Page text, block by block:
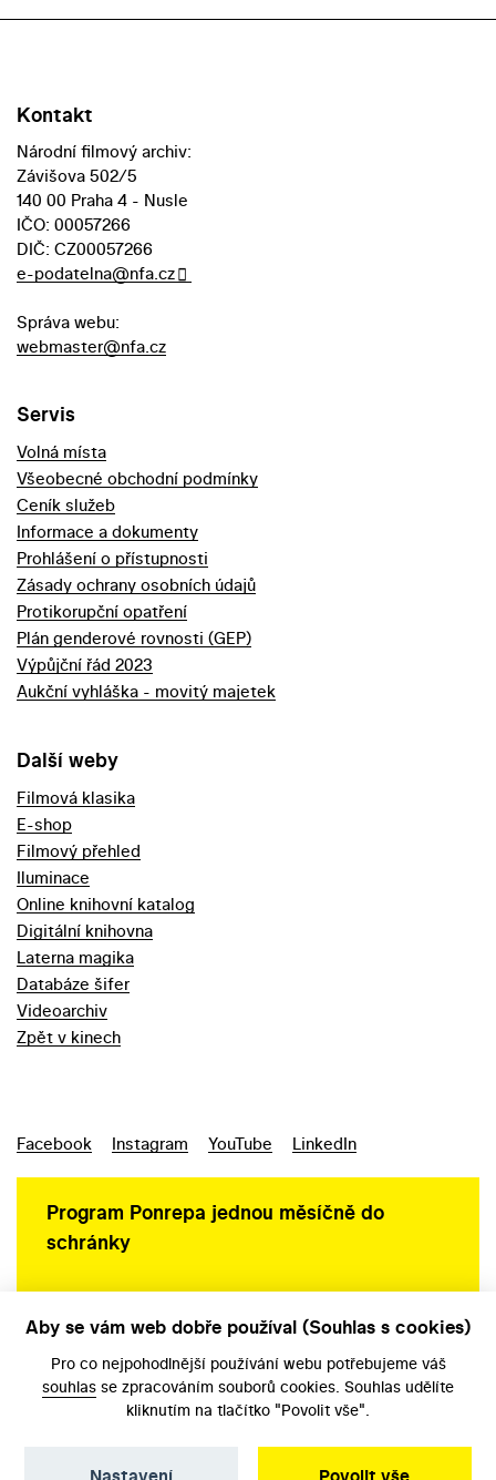
Kontakt
Národní filmový archiv:
Závišova 502/5
140 00 Praha 4 - Nusle
IČO: 00057266
DIČ: CZ00057266
e-podatelna@nfa.cz
Správa webu:
webmaster@nfa.cz
Servis
Volná místa
Všeobecné obchodní podmínky
Ceník služeb
Informace a dokumenty
Prohlášení o přístupnosti
Zásady ochrany osobních údajů
Protikorupční opatření
Plán genderové rovnosti (GEP)
Výpůjční řád 2023
Aukční vyhláška - movitý majetek
Další weby
Filmová klasika
E-shop
Filmový přehled
Iluminace
Online knihovní katalog
Digitální knihovna
Laterna magika
Databáze šifer
Videoarchiv
Zpět v kinech
Facebook Instagram YouTube LinkedIn
Program Ponrepa jednou měsíčně do
schránky
Aby se vám web dobře používal (Souhlas s cookies)
Pro co nejpohodlnější používání webu potřebujeme váš
souhlas se zpracováním souborů cookies. Souhlas udělíte
kliknutím na tlačítko "Povolit vše".
Povolit vše
Nastavení